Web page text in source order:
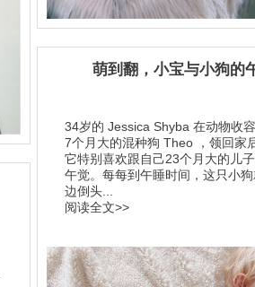
萌到翻，小宝与小狗的
34岁的 Jessica Shyba 在动物收
7个月大的混种狗 Theo ，领回家
它特别喜欢跟自己23个月大的儿
午觉。每每到午睡时间，这只小
边倒头...
阅读全文>>